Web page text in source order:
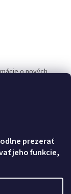
prezerať
jeho funkcie,
o nových